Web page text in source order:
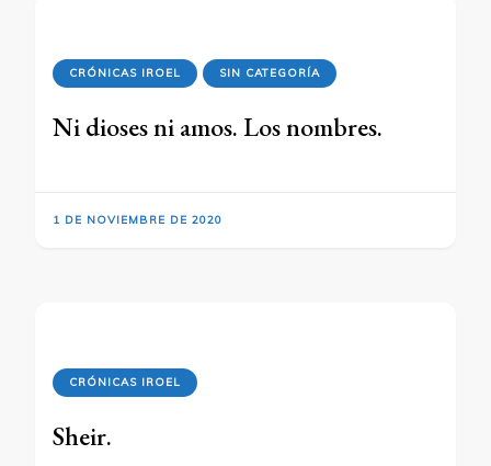
CRÓNICAS IROEL SIN CATEGORÍA
Ni dioses ni amos. Los nombres.
1 DE NOVIEMBRE DE 2020
CRÓNICAS IROEL
Sheir.